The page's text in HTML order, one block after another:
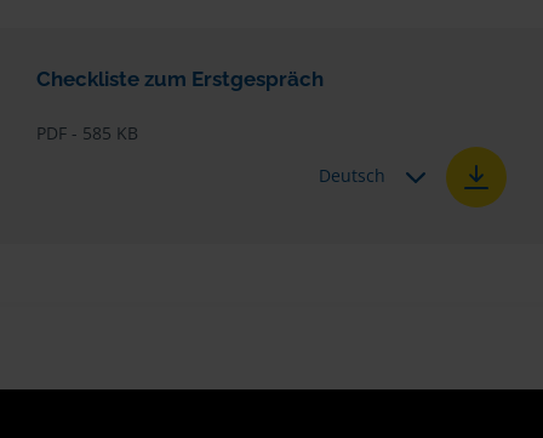
Checkliste zum Erstgespräch
PDF - 585 KB
Deutsch